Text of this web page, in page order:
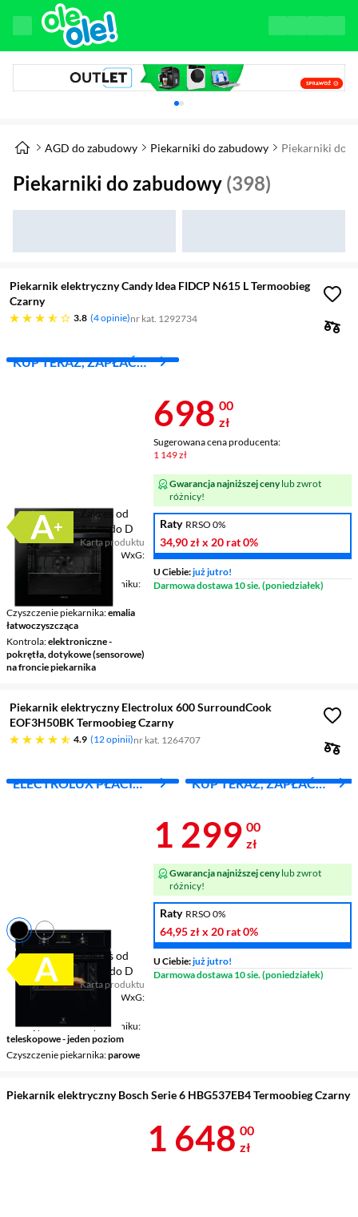
Karuzela z banerami, aktualny element 1 z
AGD do zabudowy Piekarniki do zabudowy Piekarniki do
Piekarniki do zabudowy (398)
Piekarnik elektryczny Candy Idea FIDCP N615 L Termoobieg
Czarny
3.8
3.8 gwiazdek 4 opinie nr kat. 1292734
KUP TERAZ, ZAPŁAĆ
Zakres od
A+++ do D
Karta produktu
Plik w formacie pdf
(otworzy się w nowym oknie)
Wymiary (bez el. wystaj.) SxWxG
59,5 x 59,5 x 56,8 cm
Rodzaj prowadnic w piekarniku
Czyszczenie piekarnika emalia
łatwoczyszcząca
Kontrola elektroniczne -
pokrętła, dotykowe (sensorowe)
na froncie piekarnika
Cena 698 zł
698 00
zł
Sugerowana cena producenta:
1 149 zł
Gwarancja najniższej cenylub zwrot
różnicy!
Raty RRSO 0%
34,90 złx 20 rat0%
U Ciebie:już jutro!
Darmowa dostawa 10 sie. (poniedziałek)
Piekarnik elektryczny Electrolux 600 SurroundCook
EOF3H50BK Termoobieg Czarny
4.9
4.9 gwiazdek 12 opinii nr kat. 1264707
ELECTROLUX PŁACI
KUP TERAZ, ZAPŁAĆ
Zakres od
A+++ do D
Karta produktu
Plik w formacie pdf
(otworzy się w nowym oknie)
Wymiary (bez el. wystaj.) SxWxG
Rodzaj prowadnic w piekarniku
teleskopowe - jeden poziom
Czyszczenie piekarnika parowe
Cena 1 299
1 299 00
zł
Gwarancja najniższej cenylub zwrot
różnicy!
Raty RRSO 0%
64,95 złx 20 rat0%
U Ciebie:już jutro!
Darmowa dostawa 10 sie. (poniedziałek)
Piekarnik elektryczny Bosch Serie 6 HBG537EB4 Termoobieg Czarny
Cena 1 648 zł
1 648 00
zł